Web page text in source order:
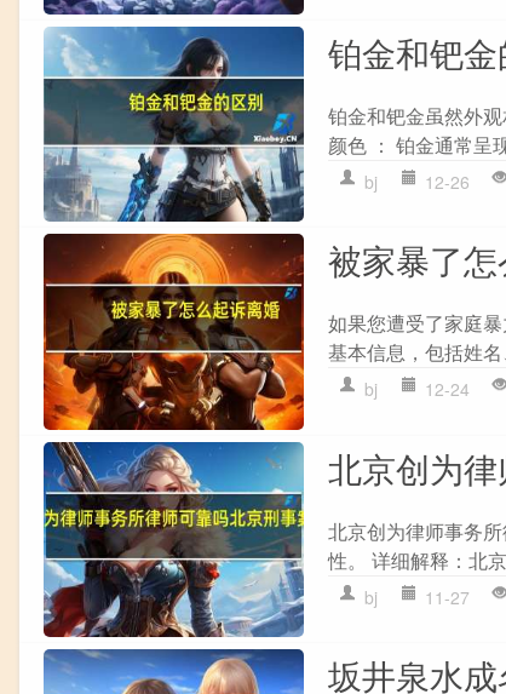
铂金和钯
铂金和钯金虽然外
颜色 ： 铂金通常呈
bj 12-26
被家暴了
如果您遭受了家庭
基本信息，包括姓
bj 12-24
北京创为
北京创为律师事务
性。 详细解释：北
bj 11-27
坂井泉水